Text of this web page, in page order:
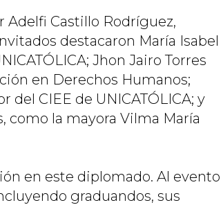
Adelfi Castillo Rodríguez,
destacaron María Isabel
Jhon Jairo Torres
en Derechos Humanos;
del CIEE de UNICATÓLICA; y
como la mayora Vilma María
en este diplomado. Al evento
graduandos, sus